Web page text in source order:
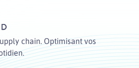
chain. Optimisant vos